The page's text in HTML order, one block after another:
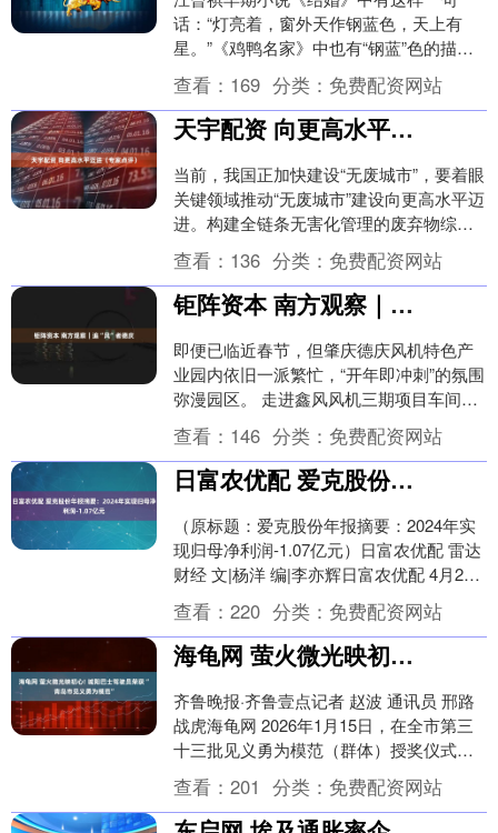
话：“灯亮着，窗外天作钢蓝色，天上有
星。”《鸡鸭名家》中也有“钢蓝”色的描
写：“就是那个教我拿着简直无法下手的鸭
肫，父亲也把它....
查看： 169 分类： 免费配资网站
天宇配资 向更高水平迈进（专家点评）
当前，我国正加快建设“无废城市”，要着眼
关键领域推动“无废城市”建设向更高水平迈
进。构建全链条无害化管理的废弃物综合
治理体系，加强无害化贮存、转运、处置
等基础设....
查看： 136 分类： 免费配资网站
钜阵资本 南方观察｜追“风”者德庆
即便已临近春节，但肇庆德庆风机特色产
业园内依旧一派繁忙，“开年即冲刺”的氛围
弥漫园区。 走进鑫风风机三期项目车间，
一组组为宁德时代、比亚迪等客户定制的
不锈钢风机....
查看： 146 分类： 免费配资网站
日富农优配 爱克股份年报摘要：2024年实现归母净利润-1.07亿元
（原标题：爱克股份年报摘要：2024年实
现归母净利润-1.07亿元）日富农优配 雷达
财经 文|杨洋 编|李亦辉日富农优配 4月23
日，爱克股份(300889)发....
查看： 220 分类： 免费配资网站
海龟网 萤火微光映初心! 城阳巴士驾驶员荣获“青岛市见义勇为模范”
齐鲁晚报·齐鲁壹点记者 赵波 通讯员 邢路
战虎海龟网 2026年1月15日，在全市第三
十三批见义勇为模范（群体）授奖仪式暨
全市见义勇为工作会议上，青岛城运控
股....
查看： 201 分类： 免费配资网站